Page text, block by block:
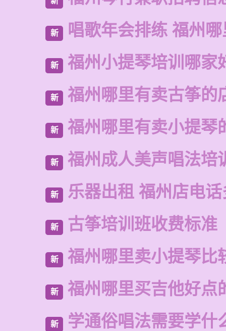
新 唱歌年会排练 福州
新 福州小提琴培训哪家
新 福州哪里有卖古筝的
新 福州哪里有卖小提琴
新 福州成人美声唱法培
新 乐器出租 福州店电
新 古筝培训班收费标准
新 福州哪里卖小提琴比
新 福州哪里买吉他好点
新 学通俗唱法需要学什